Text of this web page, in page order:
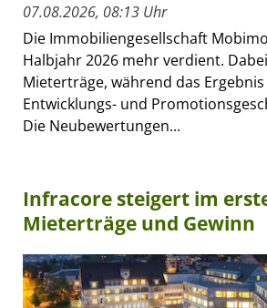
07.08.2026, 08:13 Uhr
Die Immobiliengesellschaft
Halbjahr 2026 mehr verdient.
Mieterträge, während das
Entwicklungs- und
Die Neubewertungen...
Infracore steigert im
Mieterträge und Gewinn